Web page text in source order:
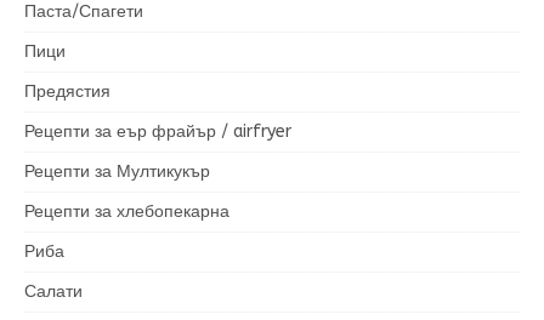
Паста/Спагети
Пици
Предястия
Рецепти за еър фрайър / airfryer
Рецепти за Мултикукър
Рецепти за хлебопекарна
Риба
Салати